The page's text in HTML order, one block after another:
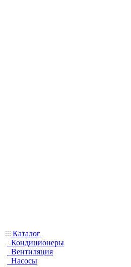
Каталог
Кондиционеры
Вентиляция
Насосы